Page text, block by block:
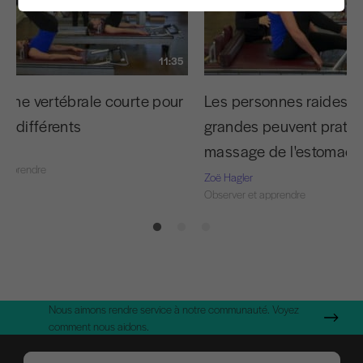
11:35
vertébrale courte pour
différents
Les personnes raides,
grandes peuvent
massage de l'estomac !
Zoë Hagler
Observer et apprendre
Nous aimons rendre service à notre communauté. Voyez
comment nous aidons.